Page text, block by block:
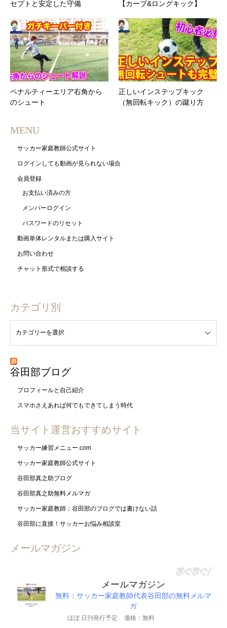
セプトと安定した守備 【カーブ&ロングキック】
ペナルティーエリア右角から
のシュート
正しいインステップキック
（無回転キック）の蹴り方
MENU
サッカー家庭教師公式サイト
ログインしても動画が見られない場合
会員登録
お支払い済みの方
メンバーログイン
パスワードのリセット
動画単体レンタルまたは購入サイト
お問い合わせ
チャット形式で相談する
カテゴリ別
谷田部ブログ
プロフィールと自己紹介
スマホさえあれば何でもできてしまう時代
当サイト運営おすすめサイト
サッカー練習メニュー.com
サッカー家庭教師公式サイト
谷田部真之助ブログ
谷田部真之助無料メルマガ
サッカー家庭教師：谷田部のブログでは書けない話
谷田部に直接！サッカーお悩み相談室
メールマガジン
メールマガジン
無料：サッカー家庭教師代表谷田部の無料メルマ
ガ
ほぼ 日刊発行予定 価格：無料